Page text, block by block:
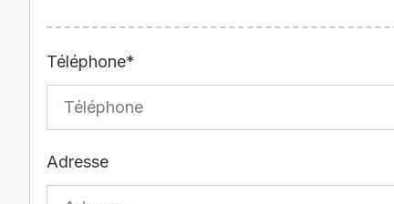
Téléphone*
Adresse